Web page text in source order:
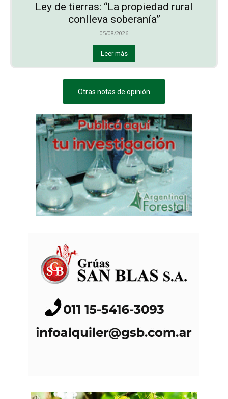
Ley de tierras: “La propiedad rural
conlleva soberanía”
05/08/2026
Leer más
Otras notas de opinión